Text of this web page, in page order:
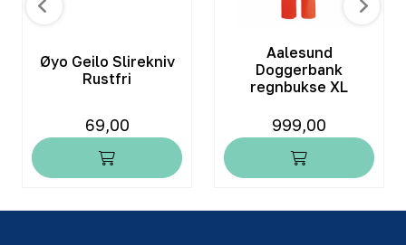
Øyo Geilo Slirekniv
Rustfri
69,00
Aalesund
Doggerbank
regnbukse XL
999,00